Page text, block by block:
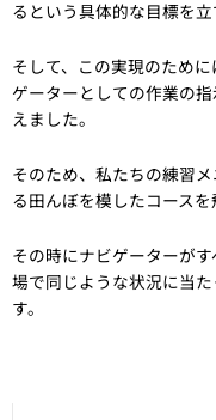
るという具体的な目標を立
そして、この実現のため
ゲーターとしての作業の
えました。
そのため、私たちの練習
る田んぼを模したコースを
その時にナビゲーターが
場で同じような状況に当
す。